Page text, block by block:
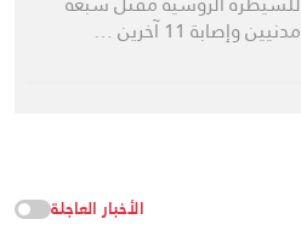
مدنيين وإصابة 11 آخرين …
الأخبار العاجلة